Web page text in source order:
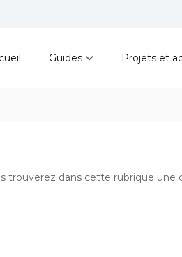
Guides Projets et
trouverez dans cette rubrique